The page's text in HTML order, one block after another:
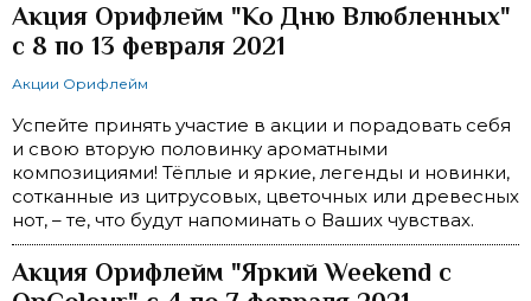
Акция Орифлейм "Ко Дню Влюбленных"
с 8 по 13 февраля 2021
Акции Орифлейм
Успейте принять участие в акции и порадовать себя
и свою вторую половинку ароматными
композициями! Тёплые и яркие, легенды и новинки,
сотканные из цитрусовых, цветочных или древесных
нот, – те, что будут напоминать о Ваших чувствах.
Акция Орифлейм "Яркий Weekend с